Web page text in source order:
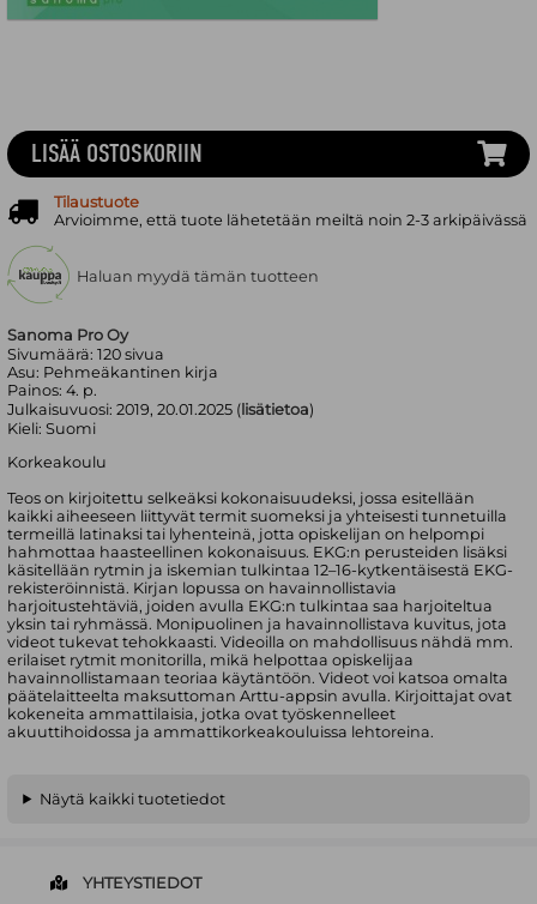
Sanoma Pro Oy
Sivumäärä:120 sivua
Asu: Pehmeäkantinen kirja
Painos:4. p.
Julkaisuvuosi:2019, 20.01.2025 ( lisätietoa)
Kieli:Suomi
Korkeakoulu
Teos on kirjoitettu selkeäksi kokonaisuudeksi, jossa esitellään
kaikki aiheeseen liittyvät termit suomeksi ja yhteisesti tunnetuilla
termeillä latinaksi tai lyhenteinä, jotta opiskelijan on helpompi
hahmottaa haasteellinen kokonaisuus. EKG:n perusteiden lisäksi
käsitellään rytmin ja iskemian tulkintaa 12–16-kytkentäisestä EKG-
rekisteröinnistä. Kirjan lopussa on havainnollistavia
harjoitustehtäviä, joiden avulla EKG:n tulkintaa saa harjoiteltua
yksin tai ryhmässä. Monipuolinen ja havainnollistava kuvitus, jota
videot tukevat tehokkaasti. Videoilla on mahdollisuus nähdä mm.
erilaiset rytmit monitorilla, mikä helpottaa opiskelijaa
havainnollistamaan teoriaa käytäntöön. Videot voi katsoa omalta
päätelaitteelta maksuttoman Arttu-appsin avulla. Kirjoittajat ovat
kokeneita ammattilaisia, jotka ovat työskennelleet
akuuttihoidossa ja ammattikorkeakouluissa lehtoreina.
LISÄÄ OSTOSKORIIN
Tilaustuote
Arvioimme, että tuote lähetetään meiltä noin 2-3 arkipäivässä
Haluan myydä tämän tuotteen
Näytä kaikki tuotetiedot
YHTEYSTIEDOT